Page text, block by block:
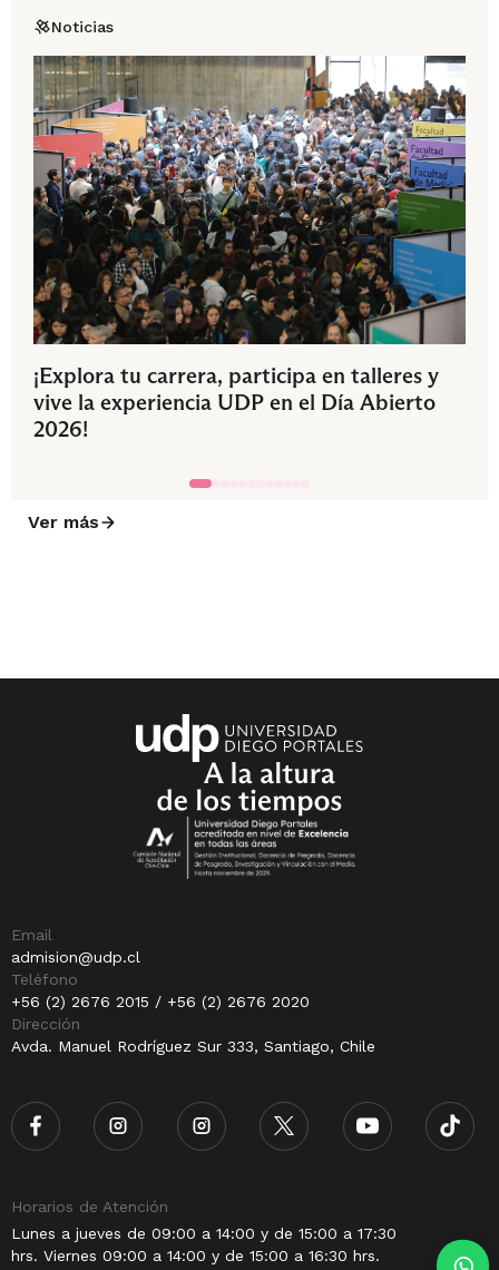
Noticias
¡Explora tu carrera, participa en talleres y
vive la experiencia UDP en el Día Abierto
2026!
Ver más
Email
admision@udp.cl
Teléfono
+56 (2) 2676 2015 / +56 (2) 2676 2020
Dirección
Avda. Manuel Rodríguez Sur 333, Santiago, Chile
Horarios de Atención
Lunes a jueves de 09:00 a 14:00 y de 15:00 a 17:30
hrs. Viernes 09:00 a 14:00 y de 15:00 a 16:30 hrs.